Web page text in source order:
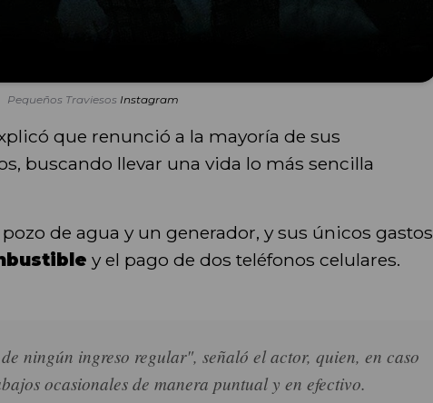
Pequeños Traviesos Instagram
que renunció a la mayoría de sus
buscando llevar una vida lo más sencilla
de agua y un generador, y sus únicos gastos
y el pago de dos teléfonos celulares.
ningún ingreso regular", señaló el actor, quien, en caso
ocasionales de manera puntual y en efectivo.